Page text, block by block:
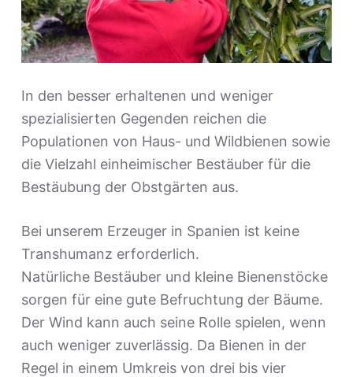
In den besser erhaltenen und weniger
spezialisierten Gegenden reichen die
Populationen von Haus- und Wildbienen sowie
die Vielzahl einheimischer Bestäuber für die
Bestäubung der Obstgärten aus.
Bei unserem Erzeuger in Spanien ist keine
Transhumanz erforderlich.
Natürliche Bestäuber und kleine Bienenstöcke
sorgen für eine gute Befruchtung der Bäume.
Der Wind kann auch seine Rolle spielen, wenn
auch weniger zuverlässig. Da Bienen in der
Regel in einem Umkreis von drei bis vier